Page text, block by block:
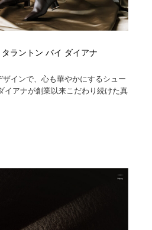
ラントン バイ ダイアナ
インで、心も華やかにするシュー
イアナが創業以来こだわり続けた真